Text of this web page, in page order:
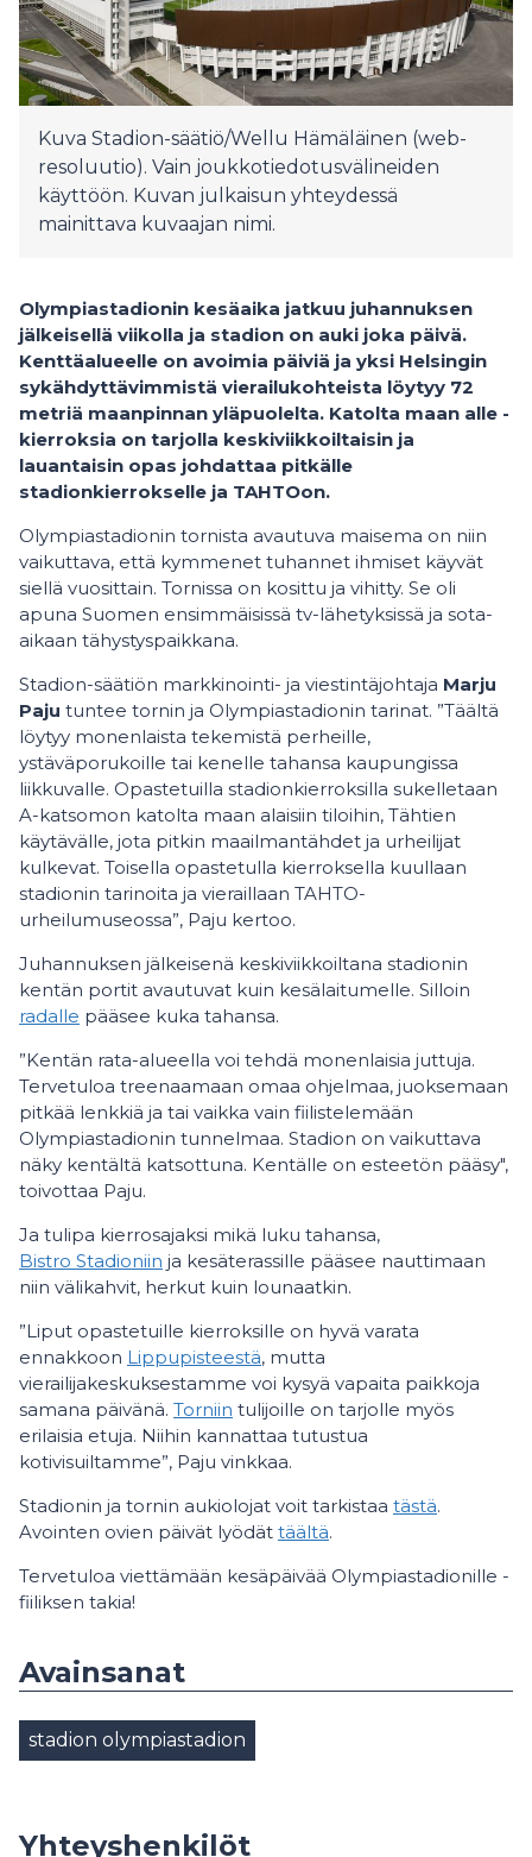
Kuva Stadion-säätiö/Wellu Hämäläinen (web-
resoluutio). Vain joukkotiedotusvälineiden
käyttöön. Kuvan julkaisun yhteydessä
mainittava kuvaajan nimi.
Olympiastadionin kesäaika jatkuu juhannuksen
jälkeisellä viikolla ja stadion on auki joka päivä.
Kenttäalueelle on avoimia päiviä ja yksi Helsingin
sykähdyttävimmistä vierailukohteista löytyy 72
metriä maanpinnan yläpuolelta. Katolta maan alle -
kierroksia on tarjolla keskiviikkoiltaisin ja
lauantaisin opas johdattaa pitkälle
stadionkierrokselle ja TAHTOon.
Olympiastadionin tornista avautuva maisema on niin
vaikuttava, että kymmenet tuhannet ihmiset käyvät
siellä vuosittain. Tornissa on kosittu ja vihitty. Se oli
apuna Suomen ensimmäisissä tv-lähetyksissä ja sota-
aikaan tähystyspaikkana.
Stadion-säätiön markkinointi- ja viestintäjohtaja Marju
Paju tuntee tornin ja Olympiastadionin tarinat. ”Täältä
löytyy monenlaista tekemistä perheille,
ystäväporukoille tai kenelle tahansa kaupungissa
liikkuvalle. Opastetuilla stadionkierroksilla sukelletaan
A-katsomon katolta maan alaisiin tiloihin, Tähtien
käytävälle, jota pitkin maailmantähdet ja urheilijat
kulkevat. Toisella opastetulla kierroksella kuullaan
stadionin tarinoita ja vieraillaan TAHTO-
urheilumuseossa”, Paju kertoo.
Juhannuksen jälkeisenä keskiviikkoiltana stadionin
kentän portit avautuvat kuin kesälaitumelle. Silloin
radalle pääsee kuka tahansa.
”Kentän rata-alueella voi tehdä monenlaisia juttuja.
Tervetuloa treenaamaan omaa ohjelmaa, juoksemaan
pitkää lenkkiä ja tai vaikka vain fiilistelemään
Olympiastadionin tunnelmaa. Stadion on vaikuttava
näky kentältä katsottuna. Kentälle on esteetön pääsy",
toivottaa Paju.
Ja tulipa kierrosajaksi mikä luku tahansa,
Bistro Stadioniin ja kesäterassille pääsee nauttimaan
niin välikahvit, herkut kuin lounaatkin.
”Liput opastetuille kierroksille on hyvä varata
ennakkoon Lippupisteestä, mutta
vierailijakeskuksestamme voi kysyä vapaita paikkoja
samana päivänä. Torniin tulijoille on tarjolle myös
erilaisia etuja. Niihin kannattaa tutustua
kotivisuiltamme”, Paju vinkkaa.
Stadionin ja tornin aukiolojat voit tarkistaa tästä.
Avointen ovien päivät lyödät täältä.
Tervetuloa viettämään kesäpäivää Olympiastadionille -
fiiliksen takia!
Avainsanat
stadion olympiastadion
Yhteyshenkilöt